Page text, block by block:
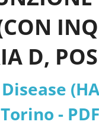
D,
- PDF